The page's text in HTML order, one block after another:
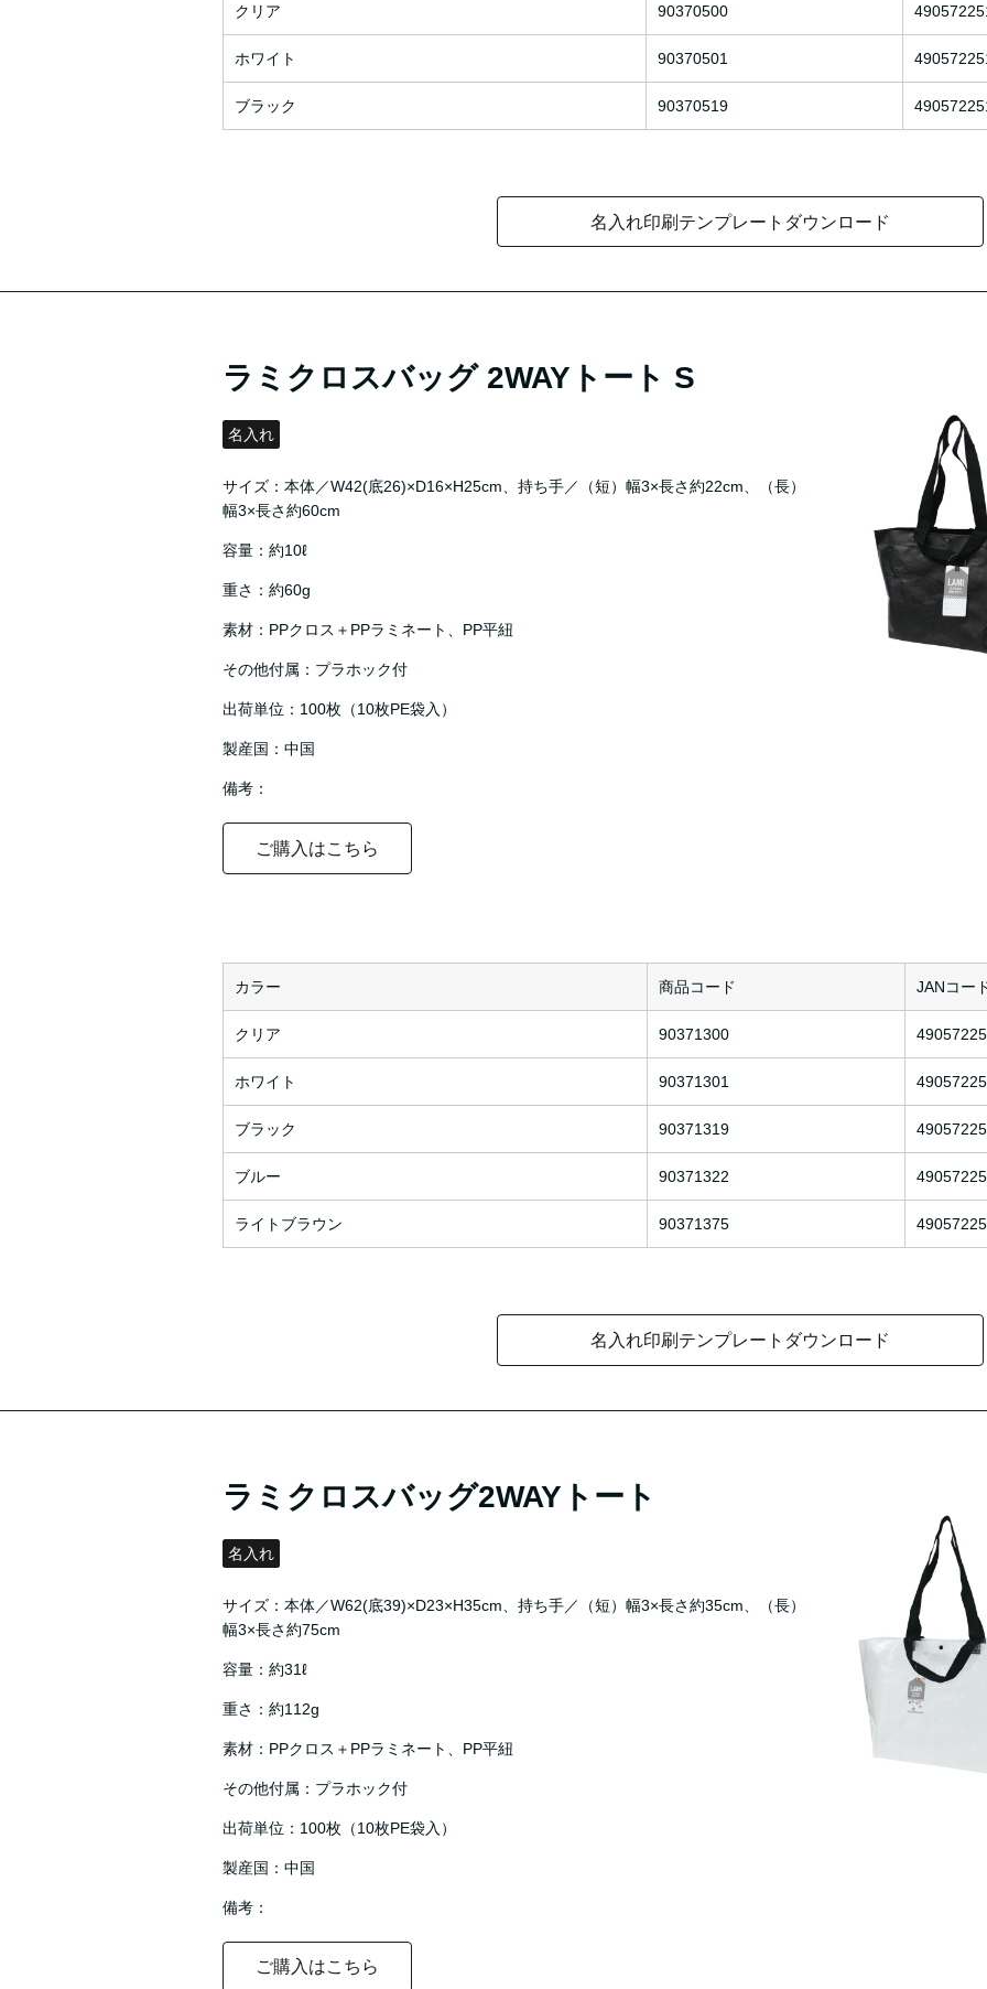
クリア 90370500
ホワイト 90370501
ブラック 90370519
名入れ印刷テンプレートダウンロード
ラミクロスバッグ 2WAYトート S
名入れ
サイズ：本体／W42(底26)×D16×H25cm、持ち手／（短）幅3×長さ約22cm、（長）
幅3×長さ約60cm
容量：約10ℓ
重さ：約60g
素材：PPクロス＋PPラミネート、PP平紐
その他付属：プラホック付
出荷単位：100枚（10枚PE袋入）
製産国：中国
備考：
ご購入はこちら
カラー 商品コード JANコー
クリア 90371300
ホワイト 90371301
ブラック 90371319
ブルー 90371322
ライトブラウン 90371375
名入れ印刷テンプレートダウンロード
ラミクロスバッグ2WAYトート
名入れ
サイズ：本体／W62(底39)×D23×H35cm、持ち手／（短）幅3×長さ約35cm、（長）
幅3×長さ約75cm
容量：約31ℓ
重さ：約112g
素材：PPクロス＋PPラミネート、PP平紐
その他付属：プラホック付
出荷単位：100枚（10枚PE袋入）
製産国：中国
備考：
ご購入はこちら